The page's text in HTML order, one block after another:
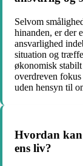
Selvom
hinanden, er der
ansvarlighed
situation og
økonomisk
overdreven
uden hensyn til
Hvordan kan
ens liv?